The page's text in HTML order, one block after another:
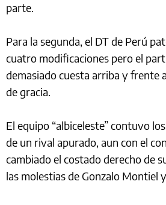
parte.
Para la segunda, el DT de Perú
cuatro modificaciones pero el
demasiado cuesta arriba y frente
de gracia.
El equipo “albiceleste” contuvo
de un rival apurado, aun con el
cambiado el costado derecho de
las molestias de Gonzalo Montiel